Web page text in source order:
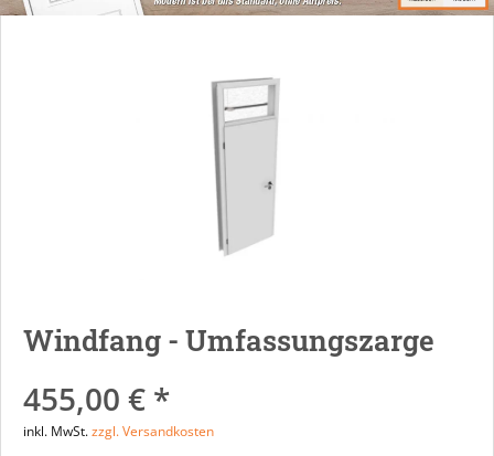
Windfang - Umfassungszarge
455,00 € *
inkl. MwSt.zzgl. Versandkosten